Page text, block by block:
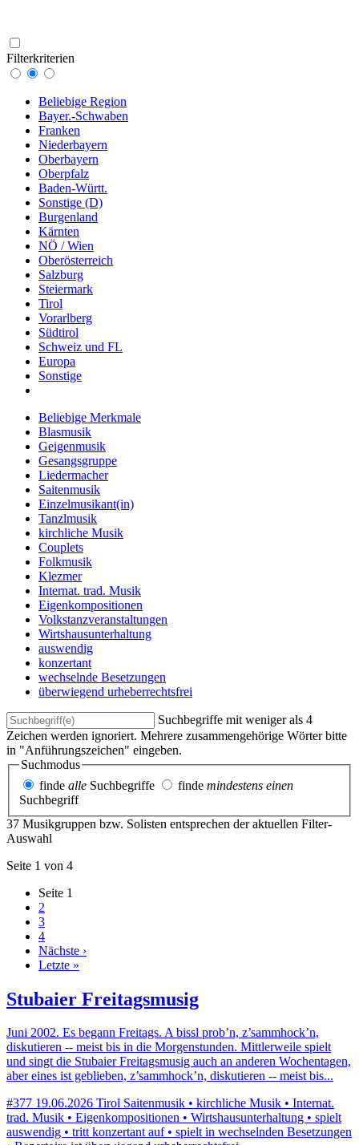
Filterkriterien
Beliebige Region
Bayer.-Schwaben
Franken
Niederbayern
Oberbayern
Oberpfalz
Baden-Württ.
Sonstige (D)
Burgenland
Kärnten
NÖ / Wien
Oberösterreich
Salzburg
Steiermark
Tirol
Vorarlberg
Südtirol
Schweiz und FL
Europa
Sonstige
Beliebige Merkmale
Blasmusik
Geigenmusik
Gesangsgruppe
Liedermacher
Saitenmusik
Einzelmusikant(in)
Tanzlmusik
kirchliche Musik
Couplets
Folkmusik
Klezmer
Internat. trad. Musik
Eigenkompositionen
Volkstanzveranstaltungen
Wirtshausunterhaltung
auswendig
konzertant
wechselnde Besetzungen
überwiegend urheberrechtsfrei
Suchbegriffe mit weniger als 4
Zeichen werden ignoriert. Mehrere zusammengehörige Wörter bitte
in "Anführungszeichen" eingeben.
Suchmodus
finde alle Suchbegriffe finde mindestens einen
Suchbegriff
37 Musikgruppen bzw. Solisten entsprechen der aktuellen Filter-
Auswahl
Seite 1 von 4
Seite 1
2
3
4
Nächste ›
Letzte »
Stubaier Freitagsmusig
Juni 2002. Es begann Freitags. A bissl prob’n, z’sammhock’n,
diskutieren -- meist bis in die Morgenstunden. Mittlerweile spielt
und singt die Stubaier Freitagsmusig auch an anderen Wochentagen,
aber eines ist geblieben, z’sammhock’n, diskutieren -- meist bis...
#377 19.06.2026 Tirol Saitenmusik • kirchliche Musik • Internat.
trad. Musik • Eigenkompositionen • Wirtshausunterhaltung • spielt
auswendig • tritt konzertant auf • spielt in wechselnden Besetzungen